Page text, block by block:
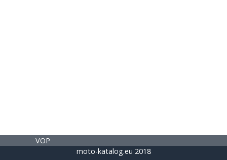
VOP
moto-katalog.eu 2018